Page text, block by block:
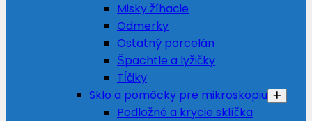
Misky žíhacie
Odmerky
Ostatný porcelán
Špachtle a lyžičky
Tĺčiky
Sklo a pomôcky pre mikroskopiu
Podložné a krycie sklíčka